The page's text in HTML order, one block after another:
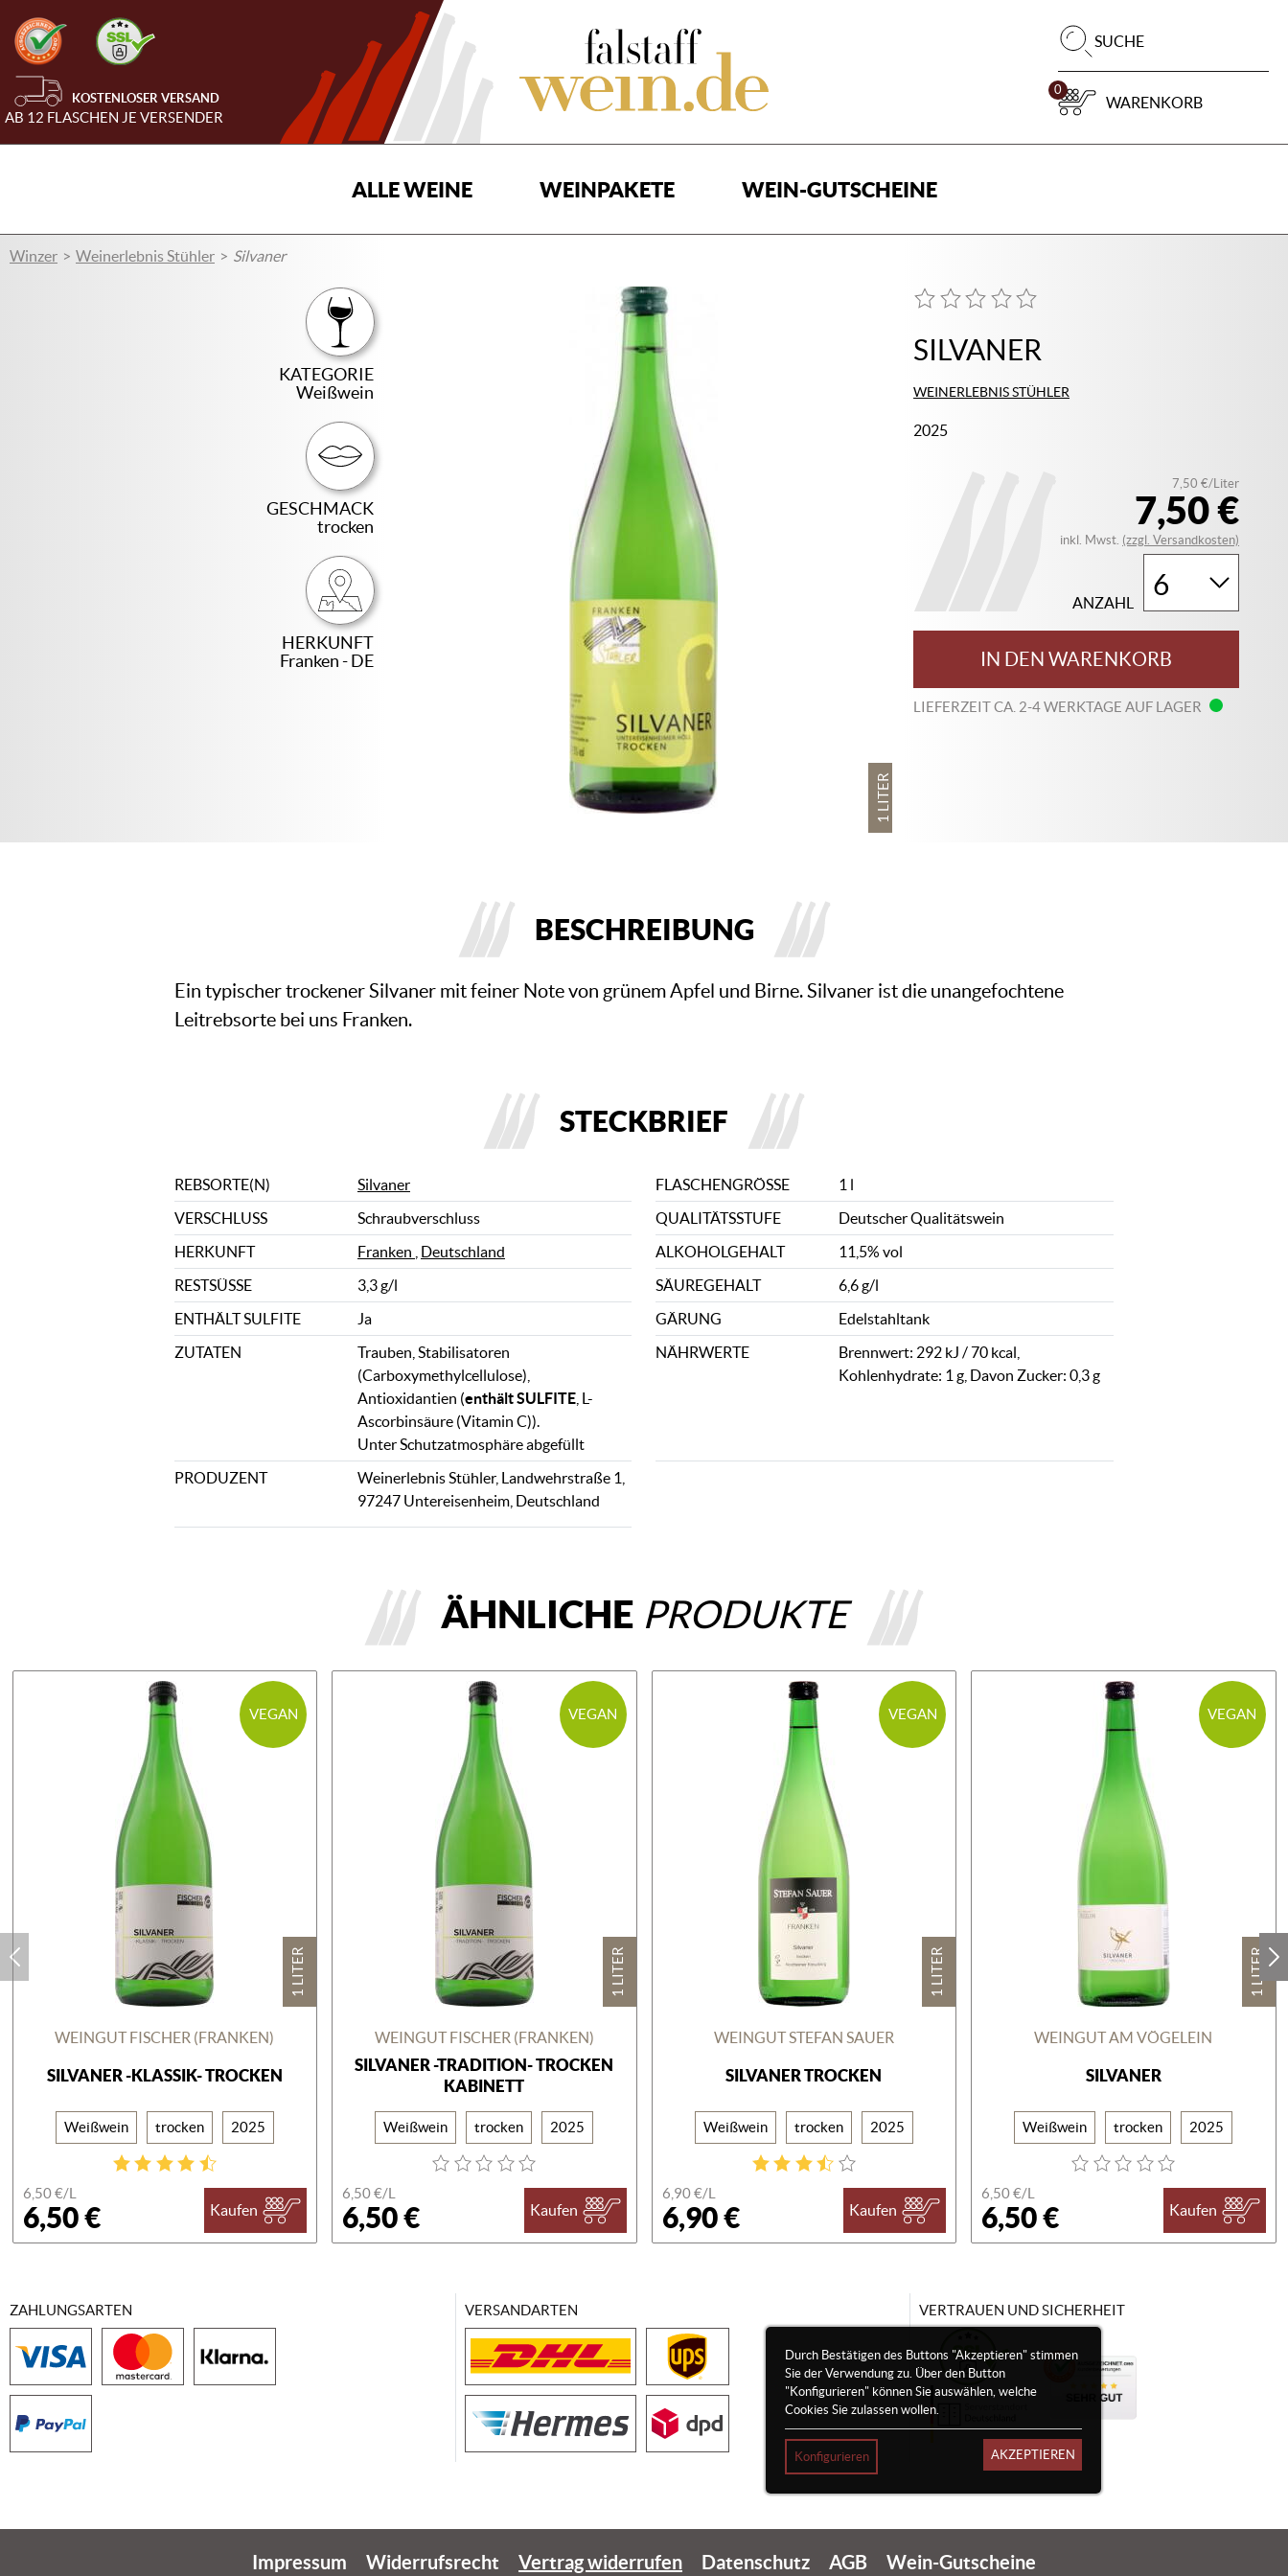
KOSTENLOSER VERSAND
AB 12 FLASCHEN JE VERSENDER
SUCHE
0
WARENKORB
ALLE WEINE WEINPAKETE WEIN-GUTSCHEINE
Winzer Weinerlebnis Stühler Silvaner
1 LITER
KATEGORIE
Weißwein
GESCHMACK
trocken
HERKUNFT
Franken - DE
SILVANER
WEINERLEBNIS STÜHLER
2025
7,50 €
7,50 €/Liter
inkl. Mwst. (zzgl. Versandkosten)
ANZAHL
IN DEN WARENKORB
LIEFERZEIT CA. 2-4 WERKTAGE AUF LAGER
BESCHREIBUNG
Ein typischer trockener Silvaner mit feiner Note von grünem Apfel und Birne. Silvaner ist die unangefochtene
Leitrebsorte bei uns Franken.
STECKBRIEF
REBSORTE(N) Silvaner FLASCHENGRÖSSE
1 l
VERSCHLUSS
Schraubverschluss QUALITÄTSSTUFE
Deutscher Qualitätswein
HERKUNFT
Franken Deutschland ALKOHOLGEHALT
11,5% vol
RESTSÜSSE
3,3 g/l SÄUREGEHALT
6,6 g/l
ENTHÄLT SULFITE
Ja GÄRUNG
Edelstahltank
ZUTATEN
Trauben, Stabilisatoren
(Carboxymethylcellulose),
Antioxidantien (enthält SULFITE, L-
Ascorbinsäure (Vitamin C)).
Unter Schutzatmosphäre abgefüllt
NÄHRWERTE
Brennwert: 292 kJ / 70 kcal,
Kohlenhydrate: 1 g, Davon Zucker: 0,3 g
PRODUZENT
Weinerlebnis Stühler, Landwehrstraße 1,
97247 Untereisenheim, Deutschland
ÄHNLICHE PRODUKTE
VEGAN
1 LITER
WEINGUT FISCHER (FRANKEN)
SILVANER -KLASSIK- TROCKEN
Weißwein trocken 2025
6,50 €/L
6,50 € Kaufen
VEGAN
1 LITER
WEINGUT FISCHER (FRANKEN)
SILVANER -TRADITION- TROCKEN
KABINETT
Weißwein trocken 2025
6,50 €/L
6,50 € Kaufen
VEGAN
1 LITER
WEINGUT STEFAN SAUER
SILVANER TROCKEN
Weißwein trocken 2025
6,90 €/L
6,90 € Kaufen
VEGAN
1 LITER
WEINGUT AM VÖGELEIN
SILVANER
Weißwein trocken 2025
6,50 €/L
6,50 € Kaufen
Durch Bestätigen des Buttons "Akzeptieren" stimmen
Sie der Verwendung zu. Über den Button
"Konfigurieren" können Sie auswählen, welche
Cookies Sie zulassen wollen.
Konfigurieren AKZEPTIEREN
ZAHLUNGSARTEN VERSANDARTEN VERTRAUEN UND SICHERHEIT
Impressum Widerrufsrecht Vertrag widerrufen Datenschutz AGB Wein-Gutscheine